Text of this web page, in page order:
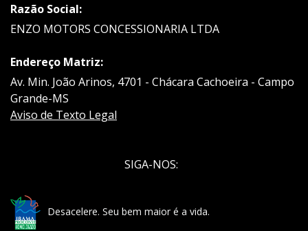
Razão Social:
ENZO MOTORS CONCESSIONARIA LTDA
Endereço Matriz:
Av. Min. João Arinos, 4701 - Chácara Cachoeira - Campo
Grande-MS
Aviso de Texto Legal
SIGA-NOS:
Desacelere. Seu bem maior é a vida.